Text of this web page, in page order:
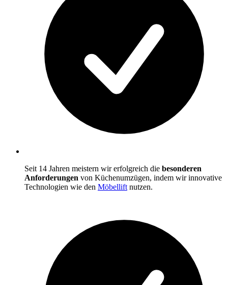
Seit 14 Jahren meistern wir erfolgreich die besonderen
Anforderungen von Küchenumzügen, indem wir innovative
Technologien wie den Möbellift nutzen.